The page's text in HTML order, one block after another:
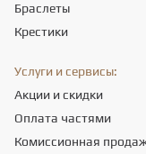
Браслеты
Крестики
Услуги и сервисы:
Акции и скидки
Оплата частями
Комиссионная